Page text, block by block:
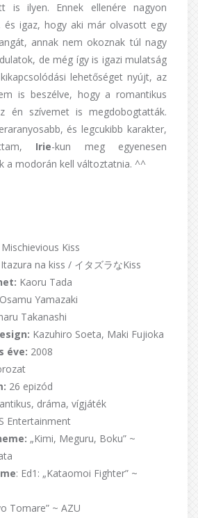
is ilyen. Ennek ellenére nagyon
és igaz, hogy aki már olvasott egy
annak nem okoznak túl nagy
de még így is igazi mulatság
lehetőséget nyújt, az
is beszélve, hogy a romantikus
én szívemet is megdobogtatták.
és legcukibb karakter,
Irie-kun meg egyenesen
a modorán kell változtatnia. ^^
Mischievious Kiss
Itazura na kiss / イタズラなKiss
Kaoru Tada
Osamu Yamazaki
Takanashi
Kazuhiro Soeta, Maki Fujioka
éve: 2008
26 epizód
dráma, vígjáték
Entertainment
„Kimi, Meguru, Boku” ~
: Ed1: „Kataomoi Fighter” ~
Tomare” ~ AZU